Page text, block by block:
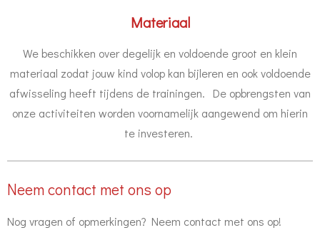
Materiaal
We beschikken over degelijk en voldoende groot en klein
materiaal zodat jouw kind volop kan bijleren en ook voldoende
afwisseling heeft tijdens de trainingen. De opbrengsten van
onze activiteiten worden voornamelijk aangewend om hierin
te investeren.
Neem contact met ons op
Nog vragen of opmerkingen? Neem contact met ons op!